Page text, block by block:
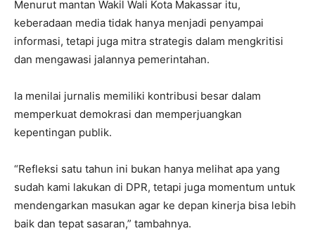
Menurut mantan Wakil Wali Kota Makassar itu,
keberadaan media tidak hanya menjadi penyampai
informasi, tetapi juga mitra strategis dalam mengkritisi
dan mengawasi jalannya pemerintahan.
Ia menilai jurnalis memiliki kontribusi besar dalam
memperkuat demokrasi dan memperjuangkan
kepentingan publik.
“Refleksi satu tahun ini bukan hanya melihat apa yang
sudah kami lakukan di DPR, tetapi juga momentum untuk
mendengarkan masukan agar ke depan kinerja bisa lebih
baik dan tepat sasaran,” tambahnya.